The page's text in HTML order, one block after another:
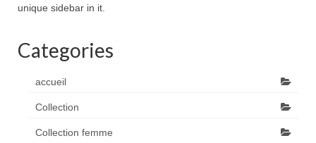
unique sidebar in it.
Categories
accueil
Collection
Collection femme